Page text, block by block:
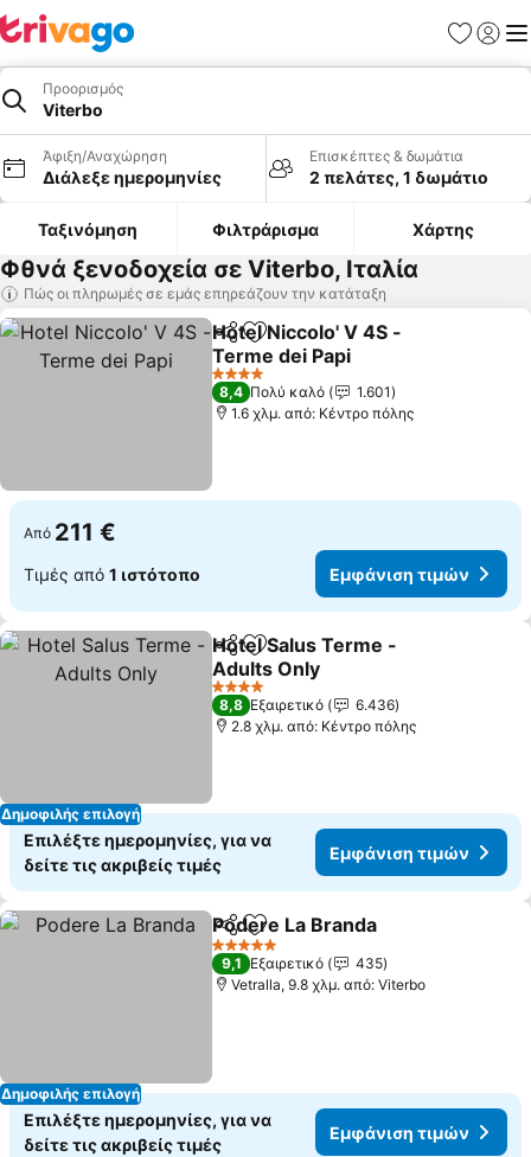
Προορισμός
Viterbo
Άφιξη/Αναχώρηση
Διάλεξε ημερομηνίες
Επισκέπτες & δωμάτια
2 πελάτες, 1 δωμάτιο
Ταξινόμηση Φιλτράρισμα Χάρτης
Φθνά ξενοδοχεία σε Viterbo, Ιταλία
Πώς οι πληρωμές σε εμάς επηρεάζουν την κατάταξη
Κοινοποίηση
Προσθήκη στα αγαπημένα
Hotel Niccolo' V 4S -
Terme dei Papi
4 Αστέρια
8,4 Πολύ καλό
1.601
1.6 χλμ. από: Κέντρο πόλης
Από 211 €
Τιμές από 1 ιστότοπο Εμφάνιση τιμών
Δημοφιλής επιλογή
Κοινοποίηση
Προσθήκη στα αγαπημένα
Hotel Salus Terme -
Adults Only
4 Αστέρια
8,8 Εξαιρετικό
6.436
2.8 χλμ. από: Κέντρο πόλης
Επιλέξτε ημερομηνίες, για να
δείτε τις ακριβείς τιμές
Εμφάνιση τιμών
Δημοφιλής επιλογή
Κοινοποίηση
Προσθήκη στα αγαπημένα
Podere La Branda
5 Αστέρια
9,1 Εξαιρετικό
435
Vetralla, 9.8 χλμ. από: Viterbo
Επιλέξτε ημερομηνίες, για να
δείτε τις ακριβείς τιμές
Εμφάνιση τιμών